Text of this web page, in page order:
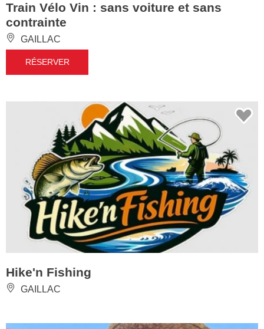
Train Vélo Vin : sans voiture et sans
contrainte
GAILLAC
RÉSERVER
Hike'n Fishing
GAILLAC